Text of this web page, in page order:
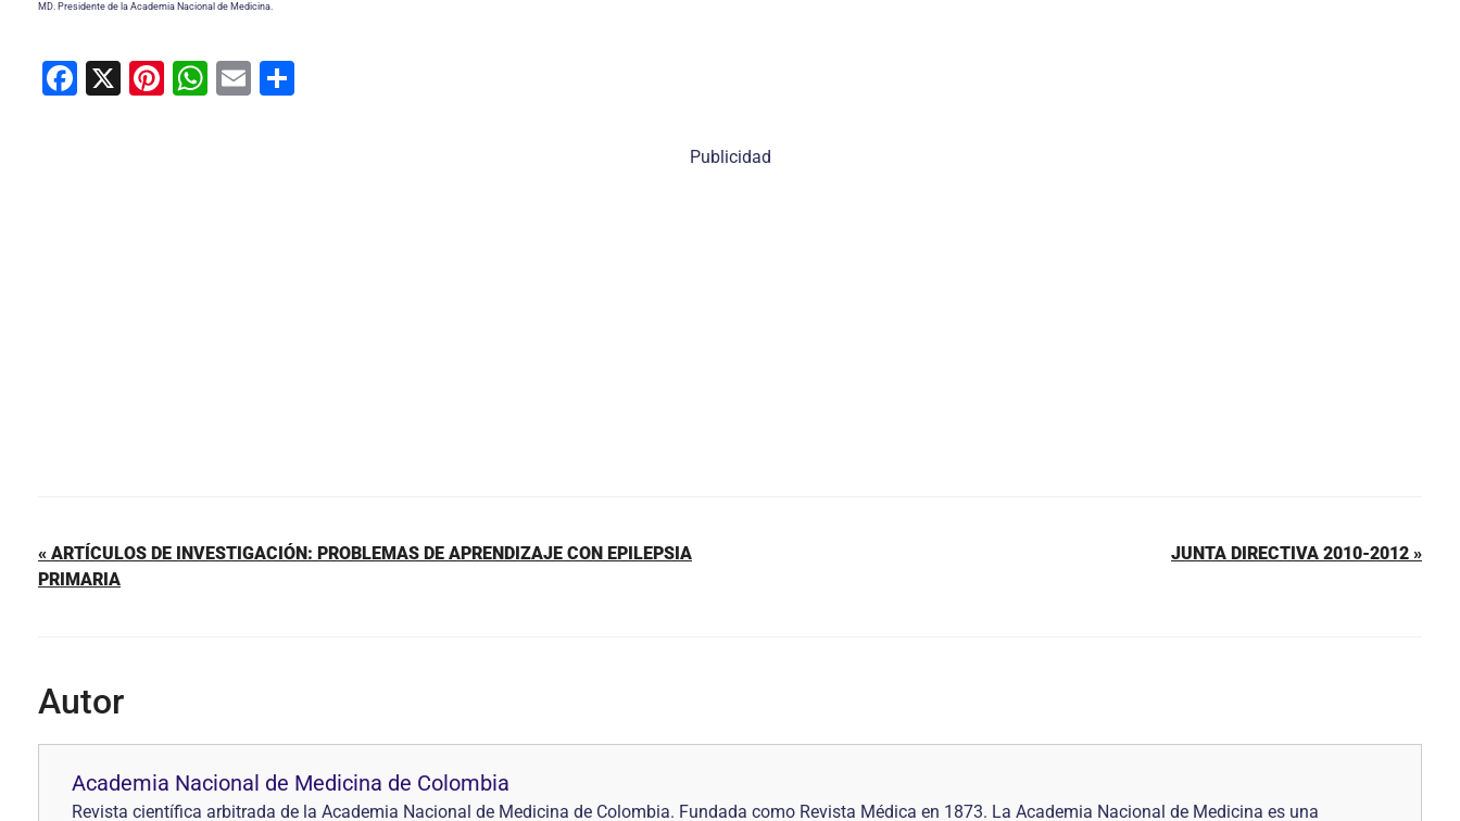
MD. Presidente de la Academia Nacional de Medicina.
F
X
Pi W E
Publicidad
« ARTÍCULOS DE INVESTIGACIÓN: PROBLEMAS DE APRENDIZAJE CON EPILEPSIA
PRIMARIA
JUNTA DIRECTIVA 2010-2012 »
Autor
Academia Nacional de Medicina de Colombia
Revista científica arbitrada de la Academia Nacional de Medicina de Colombia. Fundada como Revista Médica en 1873. La Academia Nacional de Medicina es una